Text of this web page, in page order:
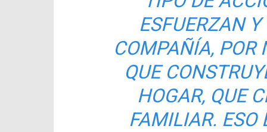
ESFUERZAN
COMPAÑÍA, POR
QUE
HOGAR, QUE
FAMILIAR. ESO